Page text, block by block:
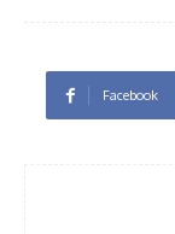
Facebook